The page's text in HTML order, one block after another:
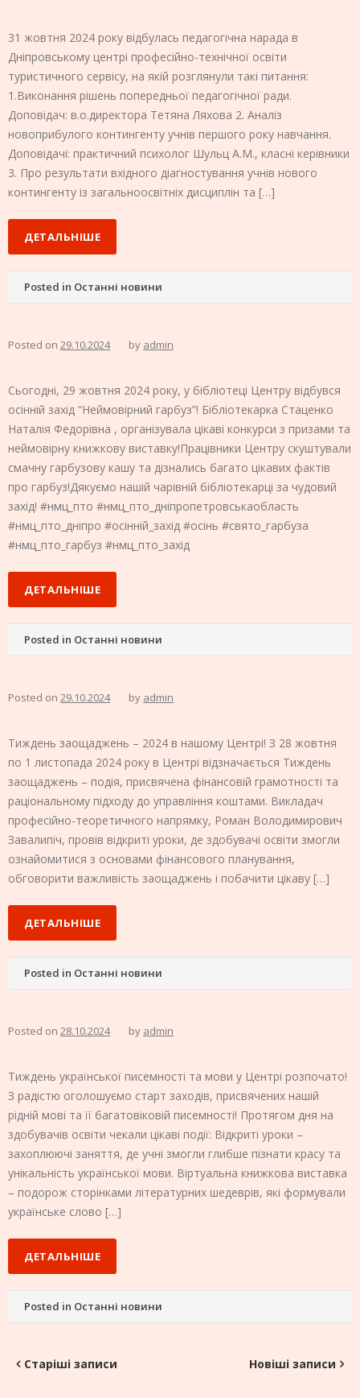
31 жовтня 2024 року відбулась педагогічна нарада в
Дніпровському центрі професійно-технічної освіти
туристичного сервісу, на якій розглянули такі питання:
1.Виконання рішень попередньої педагогічної ради.
Доповідач: в.о.директора Тетяна Ляхова 2. Аналіз
новоприбулого контингенту учнів першого року навчання.
Доповідачі: практичний психолог Шульц А.М., класні керівники
3. Про результати вхідного діагностування учнів нового
контингенту із загальноосвітніх дисциплін та […]
ДЕТАЛЬНІШЕ
Posted in Останні новини
Posted on 29.10.2024 by admin
Сьогодні, 29 жовтня 2024 року, у бібліотеці Центру відбувся
осінній захід “Неймовірний гарбуз”! Бібліотекарка Стаценко
Наталія Федорівна , організувала цікаві конкурси з призами та
неймовірну книжкову виставку!Працівники Центру скуштували
смачну гарбузову кашу та дізнались багато цікавих фактів
про гарбуз!Дякуємо нашій чарівній бібліотекарці за чудовий
захід! #нмц_пто #нмц_пто_дніпропетровськаобласть
#нмц_пто_дніпро #осінній_захід #осінь #свято_гарбуза
#нмц_пто_гарбуз #нмц_пто_захід
ДЕТАЛЬНІШЕ
Posted in Останні новини
Posted on 29.10.2024 by admin
Тиждень заощаджень – 2024 в нашому Центрі! З 28 жовтня
по 1 листопада 2024 року в Центрі відзначається Тиждень
заощаджень – подія, присвячена фінансовій грамотності та
раціональному підходу до управління коштами. Викладач
професійно-теоретичного напрямку, Роман Володимирович
Завалипіч, провів відкриті уроки, де здобувачі освіти змогли
ознайомитися з основами фінансового планування,
обговорити важливість заощаджень і побачити цікаву […]
ДЕТАЛЬНІШЕ
Posted in Останні новини
Posted on 28.10.2024 by admin
Тиждень української писемності та мови у Центрі розпочато!
З радістю оголошуємо старт заходів, присвячених нашій
рідній мові та її багатовіковій писемності! Протягом дня на
здобувачів освіти чекали цікаві події: Відкриті уроки –
захоплюючі заняття, де учні змогли глибше пізнати красу та
унікальність української мови. Віртуальна книжкова виставка
– подорож сторінками літературних шедеврів, які формували
українське слово […]
ДЕТАЛЬНІШЕ
Posted in Останні новини
Навігація
Старіші записи Новіші записи